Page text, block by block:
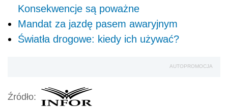
Konsekwencje są poważne
Mandat za jazdę pasem awaryjnym
Światła drogowe: kiedy ich używać?
AUTOPROMOCJA
Źródło: